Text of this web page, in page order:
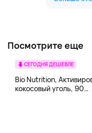
Посмотрите еще
СЕГОДНЯ ДЕШЕВЛЕ
Bio Nutrition,
кокосовый уголь, 90